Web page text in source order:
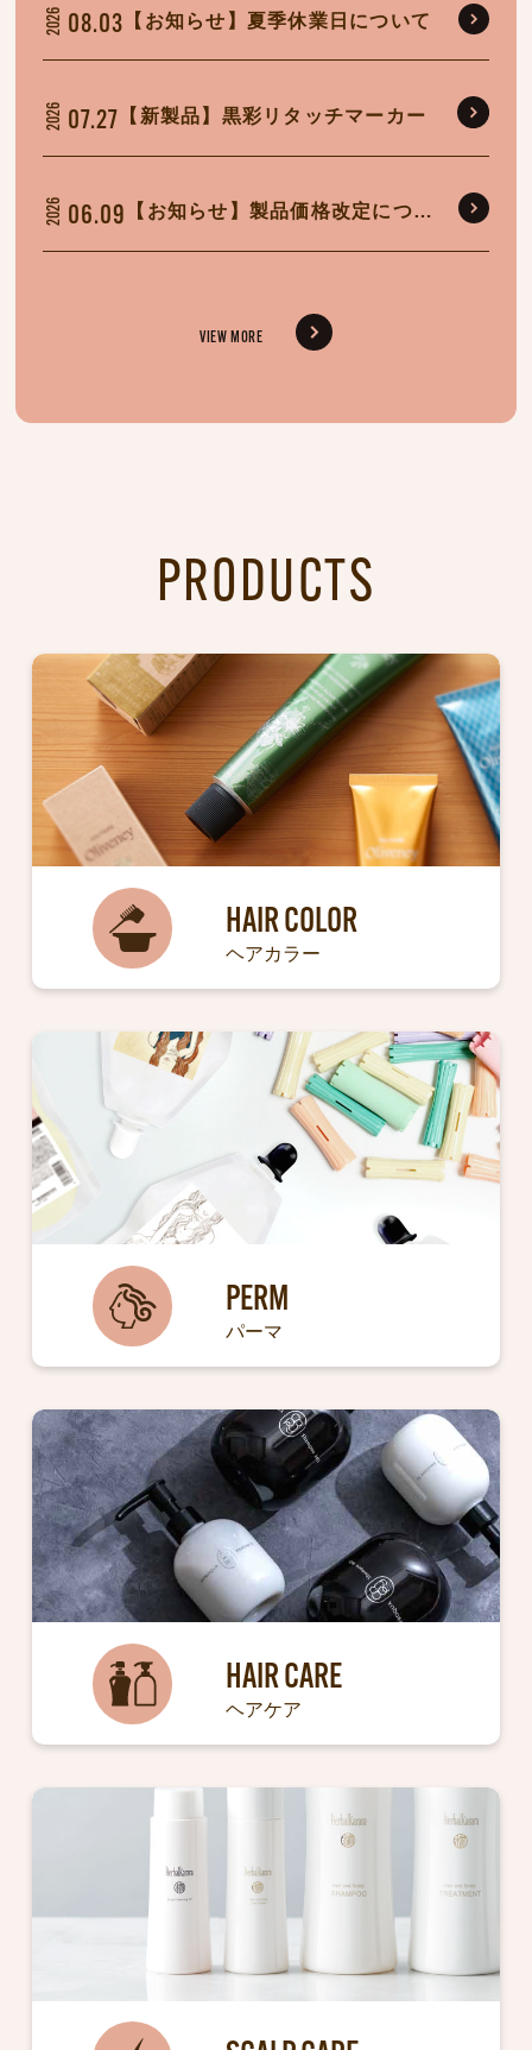
2026 08.03 【お知らせ】夏季休業日について
2026 07.27 【新製品】黒彩リタッチマーカー
2026 06.09
【お知らせ】製品価格改定につい
VIEW MORE
PRODUCTS
HAIR COLOR
ヘアカラー
PERM
パーマ
HAIR CARE
ヘアケア